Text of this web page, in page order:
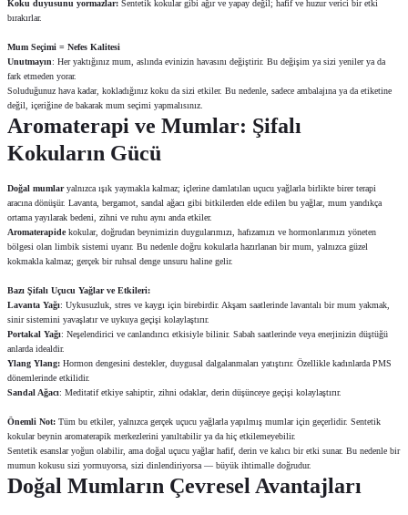
Koku duyusunu yormazlar: Sentetik kokular gibi ağır ve yapay değil; hafif ve huzur verici bir etki
bırakırlar.
Mum Seçimi = Nefes Kalitesi
Unutmayın: Her yaktığınız mum, aslında evinizin havasını değiştirir. Bu değişim ya sizi yeniler ya da
fark etmeden yorar.
Soluduğunuz hava kadar, kokladığınız koku da sizi etkiler. Bu nedenle, sadece ambalajına ya da etiketine
değil, içeriğine de bakarak mum seçimi yapmalısınız.
Aromaterapi ve Mumlar: Şifalı
Kokuların Gücü
Doğal mumlaryalnızca ışık yaymakla kalmaz; içlerine damlatılan uçucu yağlarla birlikte birer terapi
aracına dönüşür. Lavanta, bergamot, sandal ağacı gibi bitkilerden elde edilen bu yağlar, mum yandıkça
ortama yayılarak bedeni, zihni ve ruhu aynı anda etkiler.
Aromaterapidekokular, doğrudan beynimizin duygularımızı, hafızamızı ve hormonlarımızı yöneten
bölgesi olan limbik sistemi uyarır. Bu nedenle doğru kokularla hazırlanan bir mum, yalnızca güzel
kokmakla kalmaz; gerçek bir ruhsal denge unsuru haline gelir.
Bazı Şifalı Uçucu Yağlar ve Etkileri:
Lavanta Yağı: Uykusuzluk, stres ve kaygı için birebirdir. Akşam saatlerinde lavantalı bir mum yakmak,
sinir sistemini yavaşlatır ve uykuya geçişi kolaylaştırır.
Portakal Yağı: Neşelendirici ve canlandırıcı etkisiyle bilinir. Sabah saatlerinde veya enerjinizin düştüğü
anlarda idealdir.
Ylang Ylang: Hormon dengesini destekler, duygusal dalgalanmaları yatıştırır. Özellikle kadınlarda PMS
dönemlerinde etkilidir.
Sandal Ağacı: Meditatif etkiye sahiptir, zihni odaklar, derin düşünceye geçişi kolaylaştırır.
Önemli Not: Tüm bu etkiler, yalnızca gerçek uçucu yağlarla yapılmış mumlar için geçerlidir. Sentetik
kokular beynin aromaterapik merkezlerini yanıltabilir ya da hiç etkilemeyebilir.
Sentetik esanslar yoğun olabilir, ama doğal uçucu yağlar hafif, derin ve kalıcı bir etki sunar. Bu nedenle bir
mumun kokusu sizi yormuyorsa, sizi dinlendiriyorsa — büyük ihtimalle doğrudur.
Doğal Mumların Çevresel Avantajları